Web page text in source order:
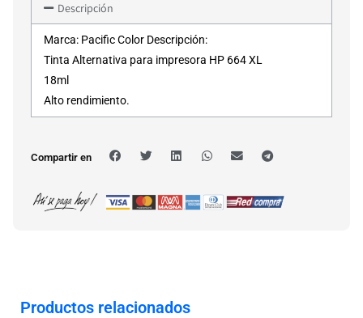
Descripción
Marca: Pacific Color Descripción:
Tinta Alternativa para impresora HP 664 XL
18ml
Alto rendimiento.
Compartir en
Productos relacionados